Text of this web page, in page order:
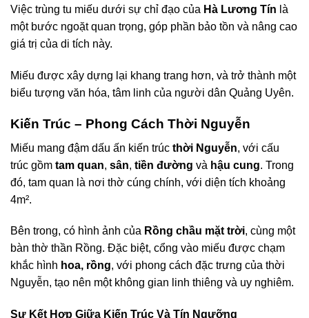
Việc trùng tu miếu dưới sự chỉ đạo của Hà Lương Tín là
một bước ngoặt quan trọng, góp phần bảo tồn và nâng cao
giá trị của di tích này.
Miếu được xây dựng lại khang trang hơn, và trở thành một
biểu tượng văn hóa, tâm linh của người dân Quảng Uyên.
Kiến Trúc – Phong Cách Thời Nguyễn
Miếu mang đậm dấu ấn kiến trúc thời Nguyễn, với cấu
trúc gồm tam quan, sân, tiền đường và hậu cung. Trong
đó, tam quan là nơi thờ cúng chính, với diện tích khoảng
4m².
Bên trong, có hình ảnh của Rồng chầu mặt trời, cùng một
bàn thờ thần Rồng. Đặc biệt, cổng vào miếu được chạm
khắc hình hoa, rồng, với phong cách đặc trưng của thời
Nguyễn, tạo nên một không gian linh thiêng và uy nghiêm.
Sự Kết Hợp Giữa Kiến Trúc Và Tín Ngưỡng